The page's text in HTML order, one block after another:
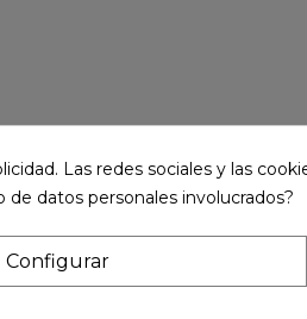
Las redes sociales y las
datos personales involucrados?
Configurar